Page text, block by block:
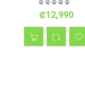
₡12,990